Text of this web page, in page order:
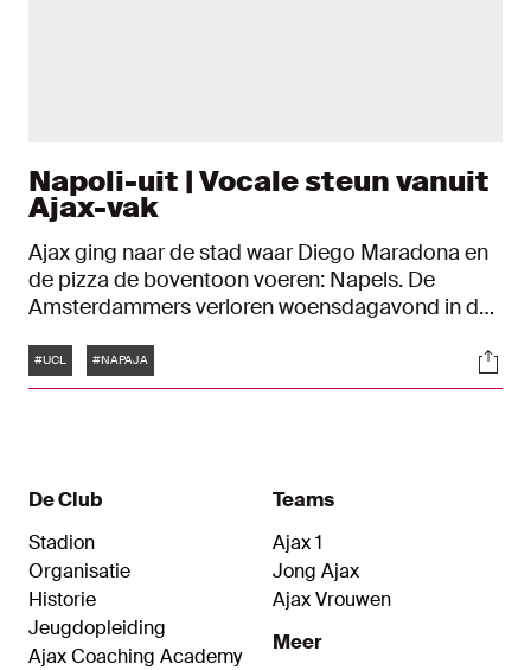
Napoli-uit | Vocale steun vanuit
Ajax-vak
Ajax ging naar de stad waar Diego Maradona en
de pizza de boventoon voeren: Napels. De
Amsterdammers verloren woensdagavond in de
Liverpool zorgden de meegereisde Ajax-fans
voor een goede sfeer vanuit het uitvak in Italië.
Tags
#UCL #NAPAJA
De Club
Stadion
Organisatie
Historie
Jeugdopleiding
Ajax Coaching Academy
Teams
Ajax 1
Jong Ajax
Ajax Vrouwen
Meer